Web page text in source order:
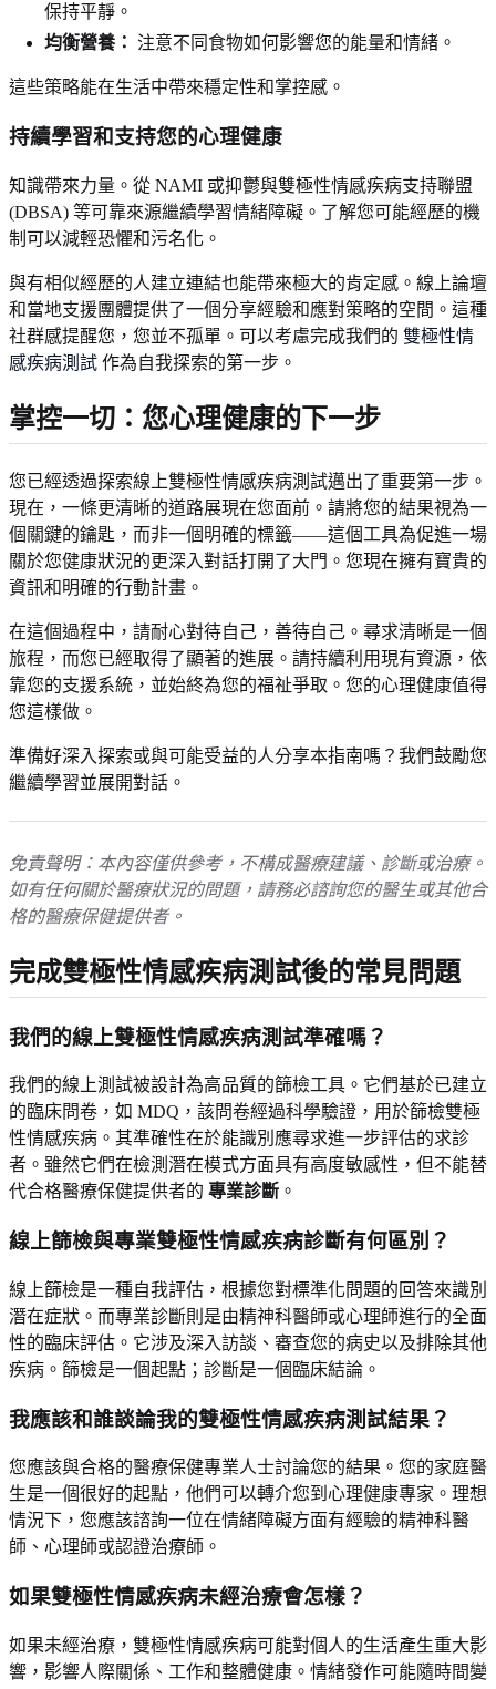
保持平靜。
均衡營養： 注意不同食物如何影響您的能量和情緒。
這些策略能在生活中帶來穩定性和掌控感。
持續學習和支持您的心理健康
知識帶來力量。從 NAMI 或抑鬱與雙極性情感疾病支持聯盟
(DBSA) 等可靠來源繼續學習情緒障礙。了解您可能經歷的機
制可以減輕恐懼和污名化。
與有相似經歷的人建立連結也能帶來極大的肯定感。線上論壇
和當地支援團體提供了一個分享經驗和應對策略的空間。這種
社群感提醒您，您並不孤單。可以考慮完成我們的 雙極性情
感疾病測試 作為自我探索的第一步。
掌控一切：您心理健康的下一步
您已經透過探索線上雙極性情感疾病測試邁出了重要第一步。
現在，一條更清晰的道路展現在您面前。請將您的結果視為一
個關鍵的鑰匙，而非一個明確的標籤——這個工具為促進一場
關於您健康狀況的更深入對話打開了大門。您現在擁有寶貴的
資訊和明確的行動計畫。
在這個過程中，請耐心對待自己，善待自己。尋求清晰是一個
旅程，而您已經取得了顯著的進展。請持續利用現有資源，依
靠您的支援系統，並始終為您的福祉爭取。您的心理健康值得
您這樣做。
準備好深入探索或與可能受益的人分享本指南嗎？我們鼓勵您
繼續學習並展開對話。
免責聲明：本內容僅供參考，不構成醫療建議、診斷或治療。
如有任何關於醫療狀況的問題，請務必諮詢您的醫生或其他合
格的醫療保健提供者。
完成雙極性情感疾病測試後的常見問題
我們的線上雙極性情感疾病測試準確嗎？
我們的線上測試被設計為高品質的篩檢工具。它們基於已建立
的臨床問卷，如 MDQ，該問卷經過科學驗證，用於篩檢雙極
性情感疾病。其準確性在於能識別應尋求進一步評估的求診
者。雖然它們在檢測潛在模式方面具有高度敏感性，但不能替
代合格醫療保健提供者的 專業診斷 。
線上篩檢與專業雙極性情感疾病診斷有何區別？
線上篩檢是一種自我評估，根據您對標準化問題的回答來識別
潛在症狀。而專業診斷則是由精神科醫師或心理師進行的全面
性的臨床評估。它涉及深入訪談、審查您的病史以及排除其他
疾病。篩檢是一個起點；診斷是一個臨床結論。
我應該和誰談論我的雙極性情感疾病測試結果？
您應該與合格的醫療保健專業人士討論您的結果。您的家庭醫
生是一個很好的起點，他們可以轉介您到心理健康專家。理想
情況下，您應該諮詢一位在情緒障礙方面有經驗的精神科醫
師、心理師或認證治療師。
如果雙極性情感疾病未經治療會怎樣？
如果未經治療，雙極性情感疾病可能對個人的生活產生重大影
響，影響人際關係、工作和整體健康。情緒發作可能隨時間變